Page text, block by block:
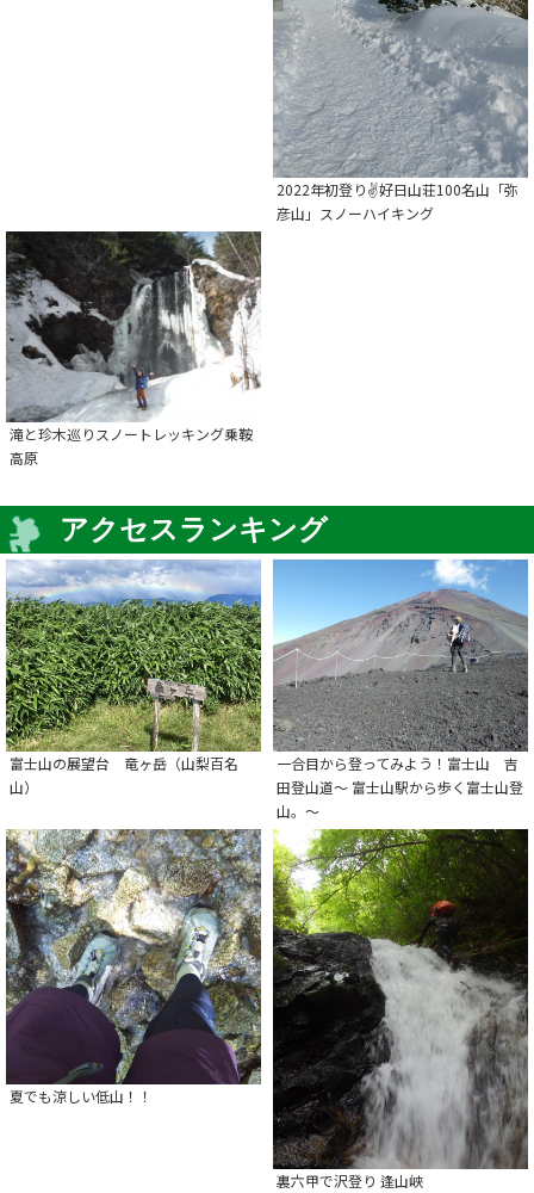
2022年初登り✌好日山荘100名山「弥
彦山」スノーハイキング
滝と珍木巡りスノートレッキング乗鞍
高原
アクセスランキング
富士山の展望台 竜ヶ岳（山梨百名
山）
一合目から登ってみよう！富士山 吉
田登山道～ 富士山駅から歩く富士山登
山。～
夏でも涼しい低山！！
裏六甲で沢登り 逢山峡